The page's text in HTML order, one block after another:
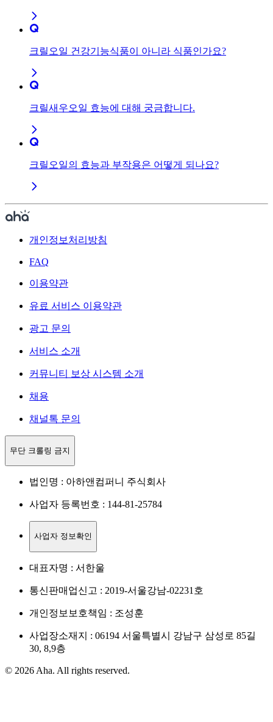
크릴오일 건강기능식품이 아니라 식품인가요?
크릴새우오일 효능에 대해 궁금합니다.
크릴오일의 효능과 부작용은 어떻게 되나요?
개인정보처리방침
FAQ
이용약관
유료 서비스 이용약관
광고 문의
서비스 소개
커뮤니티 보상 시스템 소개
채용
채널톡 문의
무단 크롤링 금지
법인명 : 아하앤컴퍼니 주식회사
사업자 등록번호 : 144-81-25784
사업자 정보확인
대표자명 : 서한울
통신판매업신고 : 2019-서울강남-02231호
개인정보보호책임 : 조성훈
사업장소재지 : 06194 서울특별시 강남구 삼성로 85길
30, 8,9층
© 2026 Aha. All rights reserved.